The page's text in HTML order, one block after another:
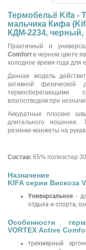
Термобельё Kifa -
мальчика Кифа
КДМ-2234, черный,
Практичный и
Comfort в черном цвете
холодное время года для
Данная модель
активной физической
термосберегающими
влагоотводом при
Аккуратные плоские
длительного ношения.
резинки-манжеты на
Состав: 65% полиэстер
KIFA серии Вискоза
Универсальное -
отдыха и спорта,
Особенности
VORTEX Active
трехмерный